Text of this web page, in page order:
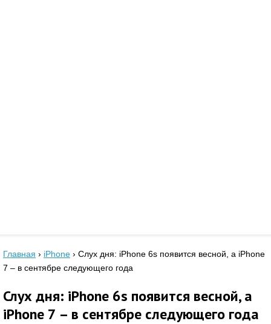
Главная › iPhone › Слух дня: iPhone 6s появится весной, а iPhone
7 – в сентябре следующего года
Слух дня: iPhone 6s появится весной, а
iPhone 7 – в сентябре следующего года